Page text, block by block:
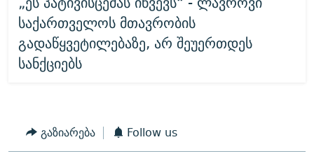
საქართველოს მთავრობის
გადაწყვეტილებაზე, არ შეუერთდეს
სანქციებს
გაზიარება Follow us